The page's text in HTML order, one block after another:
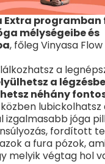
Extra programban
mélységeibe és
, főleg Vinyasa
a
a
néhány
lubickolhatsz
izgalmasabb jóga
fordított
a fura pózok,
melyik végtag hol